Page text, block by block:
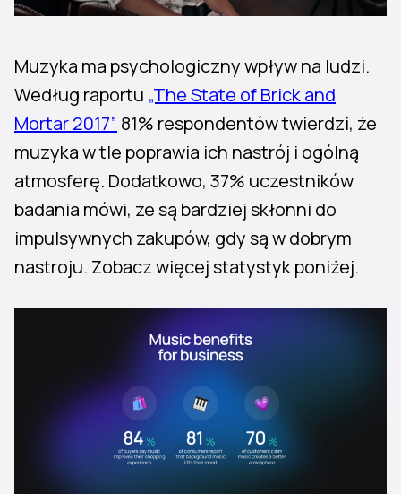
Muzyka ma psychologiczny wpływ na ludzi.
Według raportu „The State of Brick and
Mortar 2017” 81% respondentów twierdzi, że
muzyka w tle poprawia ich nastrój i ogólną
atmosferę. Dodatkowo, 37% uczestników
badania mówi, że są bardziej skłonni do
impulsywnych zakupów, gdy są w dobrym
nastroju. Zobacz więcej statystyk poniżej.